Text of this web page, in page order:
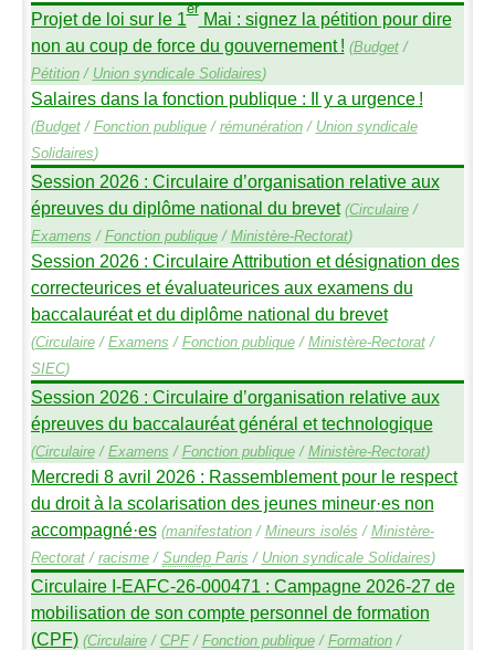
Projet de loi sur le 1erMai : signez la pétition pour dire
non au coup de force du gouvernement ! (Budget/
Pétition/ Union syndicale Solidaires)
Salaires dans la fonction publique : Il y a urgence !
(Budget/ Fonction publique/ rémunération/ Union syndicale
Solidaires)
Session 2026 : Circulaire d’organisation relative aux
épreuves du diplôme national du brevet (Circulaire/
Examens / Fonction publique/ Ministère-Rectorat)
Session 2026 : Circulaire Attribution et désignation des
correcteurices et évaluateurices aux examens du
baccalauréat et du diplôme national du brevet
(Circulaire/ Examens / Fonction publique/ Ministère-Rectorat/
SIEC)
Session 2026 : Circulaire d’organisation relative aux
épreuves du baccalauréat général et technologique
(Circulaire/ Examens / Fonction publique/ Ministère-Rectorat)
Mercredi 8 avril 2026 : Rassemblement pour le respect
du droit à la scolarisation des jeunes mineur·es non
accompagné·es (manifestation/ Mineurs isolés / Ministère-
Rectorat/ racisme/ SundepParis / Union syndicale Solidaires)
Circulaire I-EAFC-26-000471 : Campagne 2026-27 de
mobilisation de son compte personnel de formation
(CPF) (Circulaire/ CPF/ Fonction publique/ Formation/